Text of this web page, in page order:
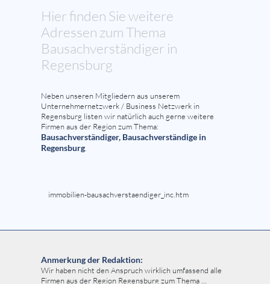
Hier finden Sie weitere
Adressen zum Thema
Bausachverständiger in
Regensburg
Neben unseren Mitgliedern aus unserem
Unternehmernetzwerk / Business Netzwerk in
Regensburg listen wir natürlich auch gerne weitere
Firmen aus der Region zum Thema:
Bausachverständiger, Bausachverständige in
Regensburg
immobilien-bausachverstaendiger_inc.htm
Anmerkung der Redaktion:
Wir haben nicht den Anspruch wirklich umfassend alle
Firmen aus der Region Regensburg zum Thema ...